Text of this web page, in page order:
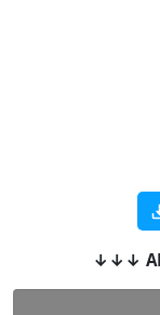
↓↓↓